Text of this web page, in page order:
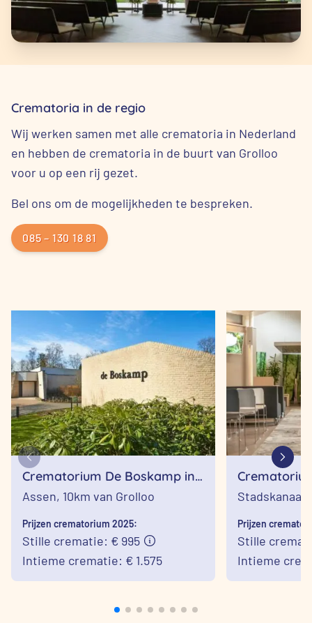
Crematoria in de regio
Wij werken samen met alle crematoria in Nederland
en hebben de crematoria in de buurt van Grolloo
voor u op een rij gezet.
Bel ons om de mogelijkheden te bespreken.
085 – 130 18 81
Crematorium De Boskamp in
Assen
Assen, 10km van Grolloo
Prijzen crematorium 2025:
Stille crematie: € 995
Intieme crematie: € 1.575
Stadskanaal
Stadskanaal,
Prijzen
Stille
Intieme